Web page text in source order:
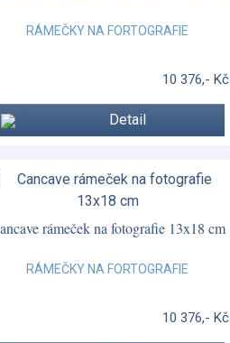
RÁMEČKY NA FORTOGRAFIE
10 376,- Kč
Detail
rámeček na fotografie 13x18 cm
RÁMEČKY NA FORTOGRAFIE
10 376,- Kč